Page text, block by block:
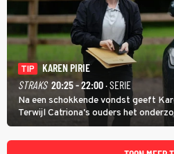
TIP
KAREN PIRIE
STRAKS 20:25 - 22:00· SERIE
Na een schokkende vondst geeft
Terwijl Catriona's ouders het
speuren naar Adam. In deze
spoor via Frankrijk en Italië naar